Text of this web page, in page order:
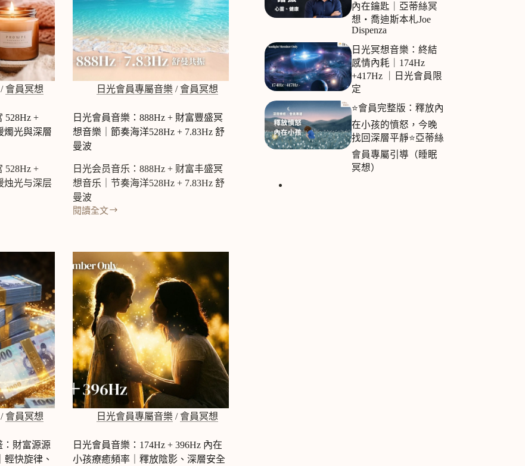
疲
勞
舒
緩、
明
亮
｜
大
自
療
癒
冥
想
/會員冥想
528Hz +
燭光與深層
528Hz +
烛光与深层
日光會員專屬音樂/會員冥想
日光會員音樂：888Hz + 財富豐盛冥
想音樂｜節奏海洋528Hz + 7.83Hz 舒
曼波
日光会员音乐：888Hz + 财富丰盛冥
想音乐｜节奏海洋528Hz + 7.83Hz 舒
曼波
閱讀全文
日
員
音
樂：
888Hz
+
財
富
豐
盛
冥
想
音
樂
｜
海
洋
/會員冥想
：財富源源
輕快旋律、
日光會員專屬音樂/會員冥想
日光會員音樂：174Hz + 396Hz 內在
小孩療癒頻率｜釋放陰影、深層安全
內在鑰匙｜亞蒂絲冥
想‧喬迪斯本札Joe
Dispenza
日光冥想音樂：終結
感情內耗｜174Hz
+417Hz ｜日光會員限
定
⭐會員完整版：釋放內
在小孩的憤怒，今晚
找回深層平靜⭐亞蒂絲
會員專屬引導（睡眠
冥想）